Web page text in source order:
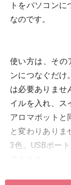
トをパソコン
なのです。
使い方は、その
ンにつなぐだけ
は必要ありませ
イルを入れ、ス
アロマポットと
と変わりあり
3色。USBポー